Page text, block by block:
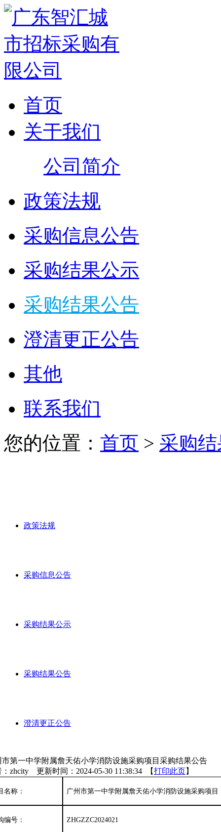
首页
关于我们
公司简介
政策法规
采购信息公告
采购结果公示
采购结果公告
澄清更正公告
其他
联系我们
您的位置： 首页 > 采购
政策法规
采购信息公告
采购结果公示
采购结果公告
澄清更正公告
市第一中学附属詹天佑小学消防设施采购项目采购结果公告
：zhcity 更新时间：2024-05-30 11:38:34 【打印此页】
名称： 广州市第一中学附属詹天佑小学消防设施采购项目
编号： ZHGZZC2024021